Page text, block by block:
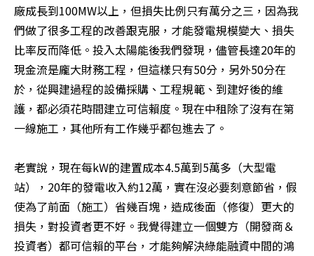
廠成長到100MW以上，但損失比例只有萬分之三，因為我
們做了很多工程的改善跟克服，才能發電規模變大、損失
比率反而降低。投入太陽能後我們發現，儘管長達20年的
現金流是龐大財務工程，但這樣只有50分，另外50分在
於，從興建過程的設備採購、工程規範、到建好後的維
護，都必須花時間建立可信賴度。現在中租除了沒有在第
一線施工，其他所有工作幾乎都包進去了。
老實說，現在每kW的建置成本4.5萬到5萬多（大型電
站），20年的發電收入約12萬，實在沒必要刻意節省，假
使為了前面（施工）省幾百塊，造成後面（修復）更大的
損失，對投資者更不好。我覺得建立一個雙方（開發商＆
投資者）都可信賴的平台，才能夠解決綠能融資中間的鴻